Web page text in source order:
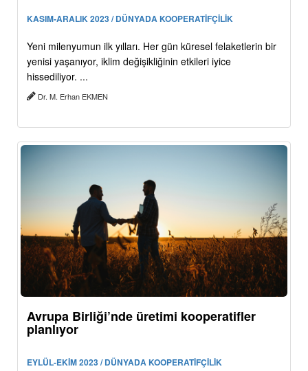
KASIM-ARALIK 2023 / DÜNYADA KOOPERATİFÇİLİK
Yeni milenyumun ilk yılları. Her gün küresel felaketlerin bir
yenisi yaşanıyor, iklim değişikliğinin etkileri iyice
hissediliyor. ...
Dr. M. Erhan EKMEN
Avrupa Birliği’nde üretimi kooperatifler
planlıyor
EYLÜL-EKİM 2023 / DÜNYADA KOOPERATİFÇİLİK